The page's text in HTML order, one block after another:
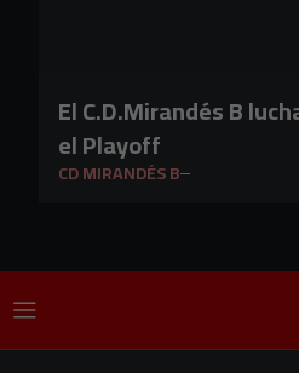
El C.D.Mirandés B
el Playoff
CD MIRANDÉS B